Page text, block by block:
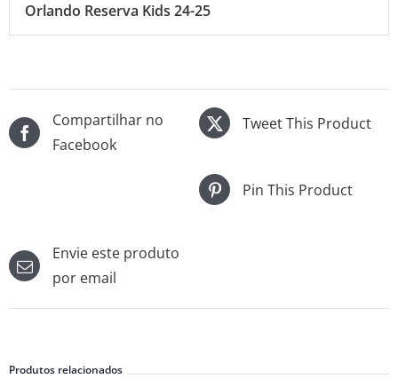
Orlando Reserva Kids 24-25
Compartilhar no
Facebook
Tweet This Product
Pin This Product
Envie este produto
por email
Produtos relacionados